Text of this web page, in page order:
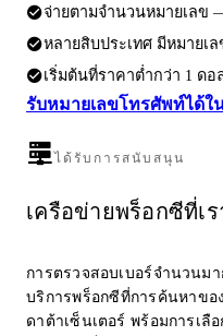
จ่ายตามจำนวนหมายเลข
หลายสิบประเทศ มีหมายเล
เริ่มต้นที่ราคาต่ำกว่า 1 ดอ
รับหมายเลขโทรศัพท์ได้ใ
ได้รับการสนับสนุน
เครือข่ายพร็อกซีที่เ
การตรวจสอบเบอร์จำนวนมา
บริการพร็อกซีที่การค้นหาขอ
ดาต้าเซ็นเตอร์ พร้อมการเ